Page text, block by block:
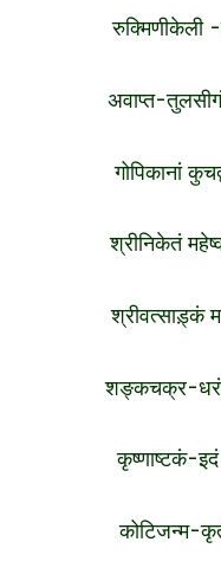
रुक्मिणीकेली
अवाप्त-
गोपिकानां
श्रीनिकेतं
श्रीवत्साड़्कं
शङ्कचक्र-धरं
कृष्णाष्टकं-
कोटिजन्म-